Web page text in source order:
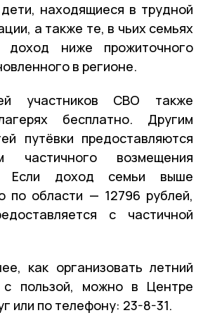
находящиеся в трудной
а также те, в чьих семьях
доход ниже прожиточного
в регионе.
участников СВО также
бесплатно. Другим
путёвки предоставляются
возмещения
Если доход семьи выше
по области — 12796 рублей,
с частичной
как организовать летний
с пользой, можно в Центре
или по телефону: 23-8-31.